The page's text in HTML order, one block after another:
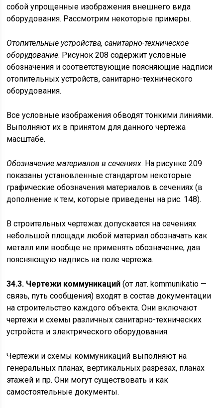
собой упрощенные изображения внешнего вида
оборудования. Рассмотрим некоторые примеры.
Отопительные устройства, санитарно-техническое
оборудование. Рисунок 208 содержит условные
обозначения и соответствующие поясняющие надписи
отопительных устройств, санитарно-технического
оборудования.
Все условные изображения обводят тонкими линиями.
Выполняют их в принятом для данного чертежа
масштабе.
Обозначение материалов в сечениях. На рисунке 209
показаны установленные стандартом некоторые
графические обозначения материалов в сечениях (в
дополнение к тем, которые приведены на рис. 148).
В строительных чертежах допускается на сечениях
небольшой площади любой материал обозначать как
металл или вообще не применять обозначение, дав
поясняющую надпись на поле чертежа.
34.3. Чертежи коммуникаций (от лат. kommunikatio —
связь, путь сообщения) входят в состав документации
на строительство каждого объекта. Они включают
чертежи и схемы различных санитарно-технических
устройств и электрического оборудования.
Чертежи и схемы коммуникаций выполняют на
генеральных планах, вертикальных разрезах, планах
этажей и пр. Они могут существовать и как
самостоятельные документы.